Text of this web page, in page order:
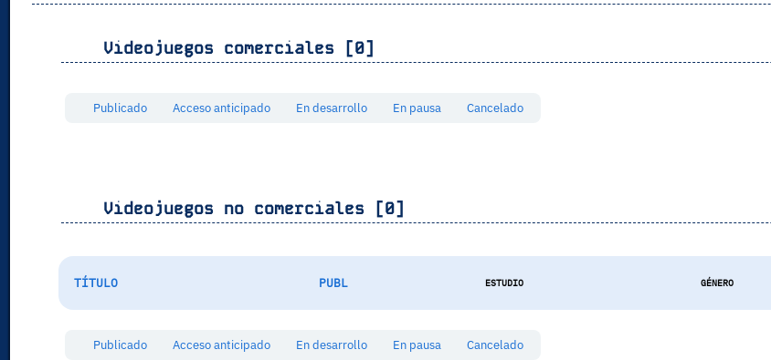
Videojuegos comerciales [0]
Publicado Acceso anticipado En desarrollo En pausa Cancelado
Videojuegos no comerciales [0]
TÍTULO PUBL ESTUDIO GÉNERO
Publicado Acceso anticipado En desarrollo En pausa Cancelado